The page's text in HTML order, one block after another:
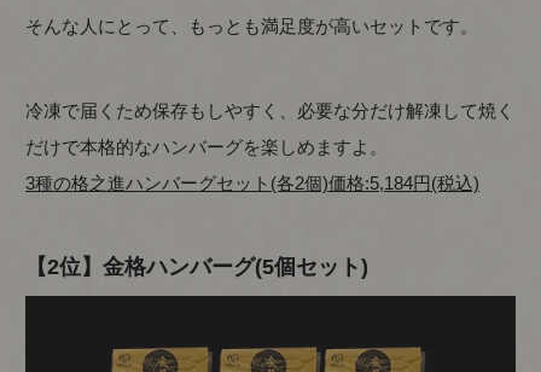
そんな人にとって、もっとも満足度が高いセットです。
冷凍で届くため保存もしやすく、必要な分だけ解凍して焼く
だけで本格的なハンバーグを楽しめますよ。
3種の格之進ハンバーグセット(各2個)価格:5,184円(税込)
【2位】金格ハンバーグ(5個セット)